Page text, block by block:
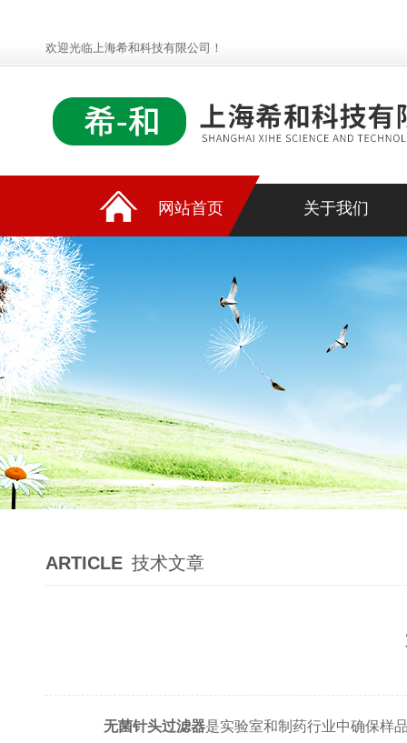
欢迎光临上海希和科技有限公司！
网站首页 关于我们
ARTICLE 技术文章
无菌针头过滤器是实验室和制药行业中确保样